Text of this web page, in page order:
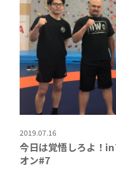
2019.07.16
今日は覚悟しろよ！
オン#7